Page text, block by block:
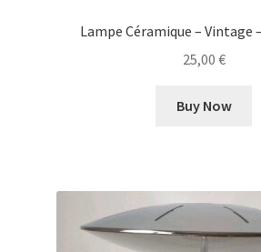
Lampe Céramique – Vintage
25,00 €
Buy Now